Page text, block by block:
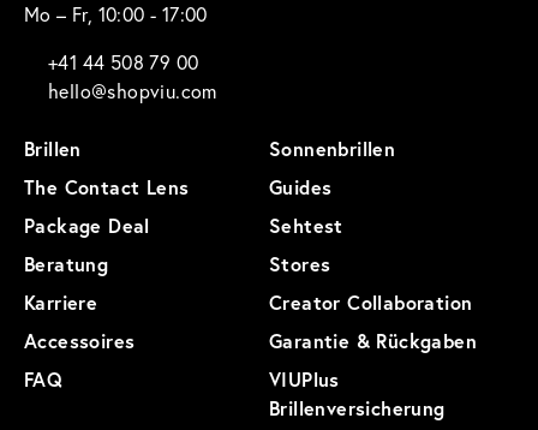
Mo – Fr, 10:00 - 17:00
+41 44 508 79 00
hello@shopviu.com
Brillen
Sonnenbrillen
The Contact Lens
Guides
Package Deal
Sehtest
Beratung
Stores
Karriere
Creator Collaboration
Accessoires
Garantie & Rückgaben
FAQ
VIUPlus
Brillenversicherung